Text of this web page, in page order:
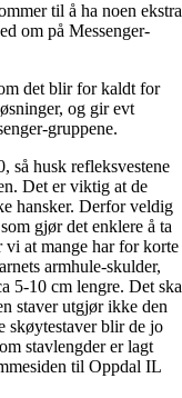
til å ha noen ekstra
om på Messenger-
det blir for kaldt for
og gir evt
gruppene.
så husk refleksvestene
Det er viktig at de
hansker. Derfor veldig
gjør det enklere å ta
vi at mange har for korte
armhule-skulder,
5-10 cm lengre. Det
staver utgjør ikke den
skøytestaver blir de jo
stavlengder er lagt
til Oppdal IL